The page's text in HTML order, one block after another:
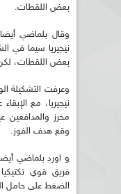
بعض اللقطات.
وقال بلماضي
نيجيريا سيما في
بعض اللقطات، لكن
نيجيريا، مع
محرز
وقع هدف الفوز.
و اورد بلماضي
فريق قوي
الضغط على حامل